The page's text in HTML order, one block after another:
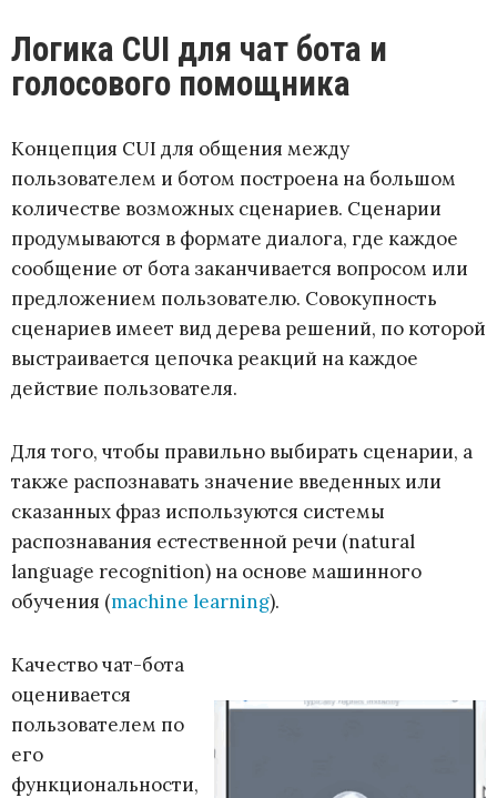
Логика CUI для чат бота и
голосового помощника
Концепция CUI для общения между
пользователем и ботом построена на большом
количестве возможных сценариев. Сценарии
продумываются в формате диалога, где каждое
сообщение от бота заканчивается вопросом или
предложением пользователю. Совокупность
сценариев имеет вид дерева решений, по которой
выстраивается цепочка реакций на каждое
действие пользователя.
Для того, чтобы правильно выбирать сценарии, а
также распознавать значение введенных или
сказанных фраз используются системы
распознавания естественной речи (natural
language recognition) на основе машинного
обучения (machine learning).
Качество чат-бота
оценивается
пользователем по
его
функциональности,